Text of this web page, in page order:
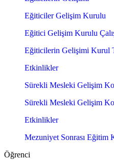
Eğiticiler Gelişim Kurulu
Eğitici Gelişim Kurulu
Eğiticilerin Gelişimi Kurul
Etkinlikler
Sürekli Mesleki Gelişim
Sürekli Mesleki Gelişim
Etkinlikler
Mezuniyet Sonrası Eğitim
Öğrenci